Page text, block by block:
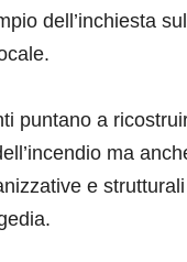
dell’inchiesta
puntano a
ma
e